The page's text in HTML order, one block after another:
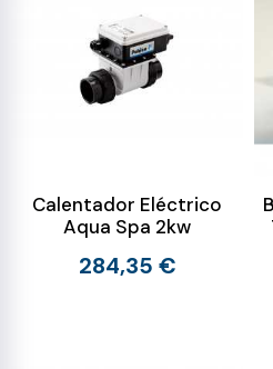
Calentador Eléctrico
Aqua Spa 2kw
284,35 €